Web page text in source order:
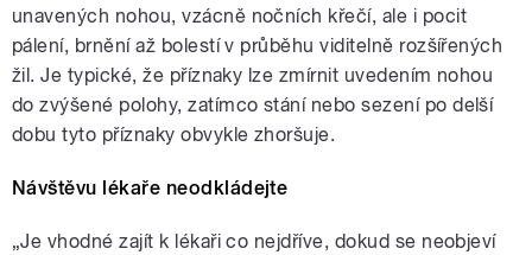
pause
unavených nohou, vzácně nočních křečí, ale i pocit
pálení, brnění až bolestí v průběhu viditelně rozšířených
žil. Je typické, že příznaky lze zmírnit uvedením nohou
do zvýšené polohy, zatímco stání nebo sezení po delší
dobu tyto příznaky obvykle zhoršuje.
Návštěvu lékaře neodkládejte
„Je vhodné zajít k lékaři co nejdříve, dokud se neobjeví